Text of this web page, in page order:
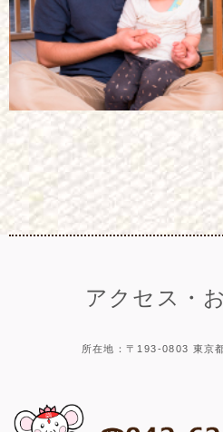
アクセス・
所在地：〒193-0803 東京